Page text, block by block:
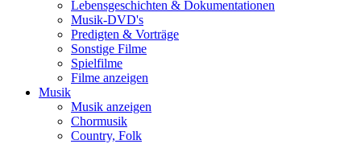
Lebensgeschichten & Dokumentationen
Musik-DVD's
Predigten & Vorträge
Sonstige Filme
Spielfilme
Filme anzeigen
Musik
Musik anzeigen
Chormusik
Country, Folk